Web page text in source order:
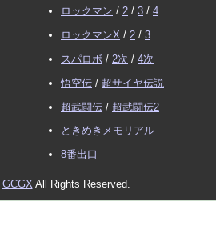
ロックマン / 2 / 3 / 4
ロックマンX / 2 / 3
スパロボ / 2次 / 4次
悟空伝 / 超サイヤ伝説
超武闘伝 / 超武闘伝2
ときめきメモリアル
8番出口
GCGXAll Rights Reserved.